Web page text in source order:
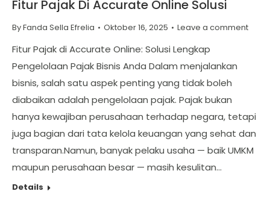
Fitur Pajak Di Accurate Online Solusi
ByFanda Sella Efrelia Oktober 16, 2025 Leave a comment
Fitur Pajak di Accurate Online: Solusi Lengkap
Pengelolaan Pajak Bisnis Anda Dalam menjalankan
bisnis, salah satu aspek penting yang tidak boleh
diabaikan adalah pengelolaan pajak. Pajak bukan
hanya kewajiban perusahaan terhadap negara, tetapi
juga bagian dari tata kelola keuangan yang sehat dan
transparan.Namun, banyak pelaku usaha — baik UMKM
maupun perusahaan besar — masih kesulitan…
Details